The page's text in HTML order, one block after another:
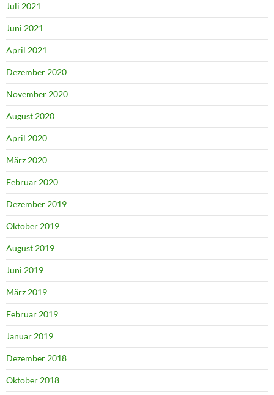
Juli 2021
Juni 2021
April 2021
Dezember 2020
November 2020
August 2020
April 2020
März 2020
Februar 2020
Dezember 2019
Oktober 2019
August 2019
Juni 2019
März 2019
Februar 2019
Januar 2019
Dezember 2018
Oktober 2018